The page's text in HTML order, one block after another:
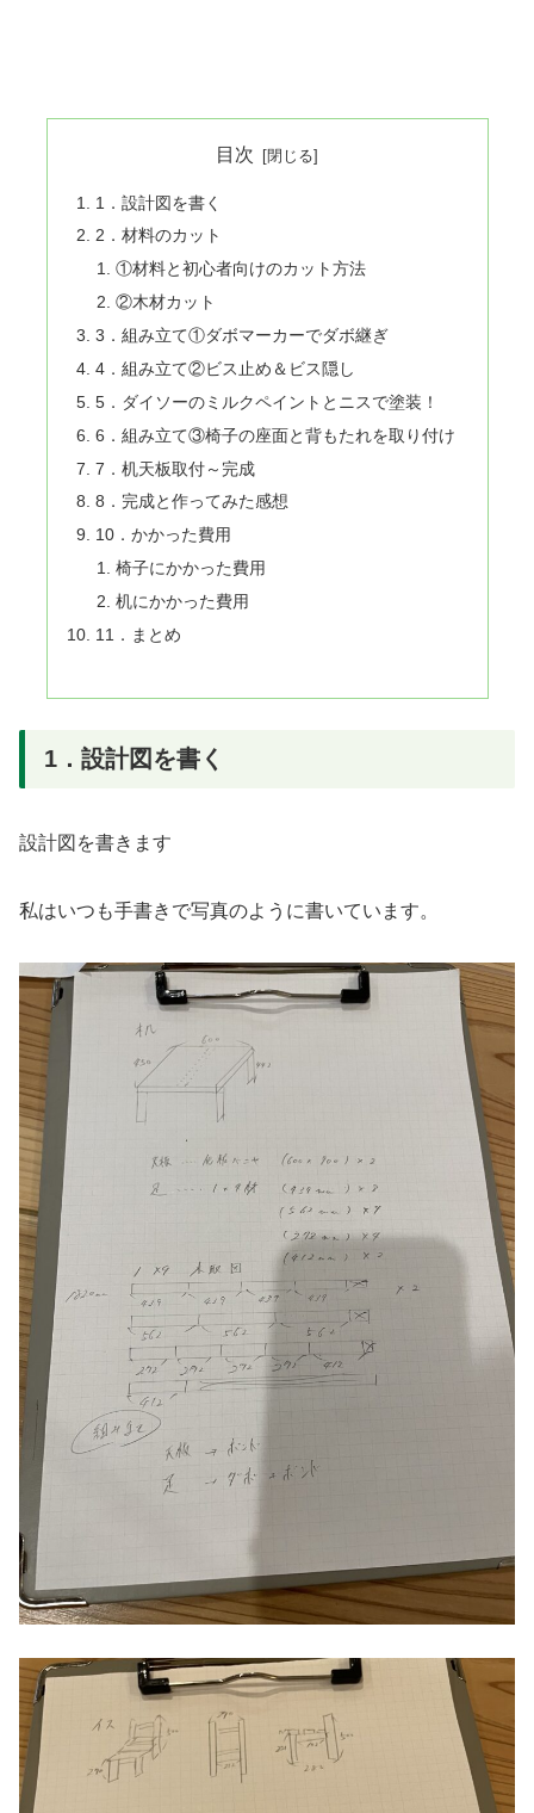
目次
1．設計図を書く
2．材料のカット
①材料と初心者向けのカット方法
②木材カット
3．組み立て①ダボマーカーでダボ継ぎ
4．組み立て②ビス止め＆ビス隠し
5．ダイソーのミルクペイントとニスで塗装！
6．組み立て③椅子の座面と背もたれを取り付け
7．机天板取付～完成
8．完成と作ってみた感想
10．かかった費用
椅子にかかった費用
机にかかった費用
11．まとめ
1．設計図を書く
設計図を書きます
私はいつも手書きで写真のように書いています。